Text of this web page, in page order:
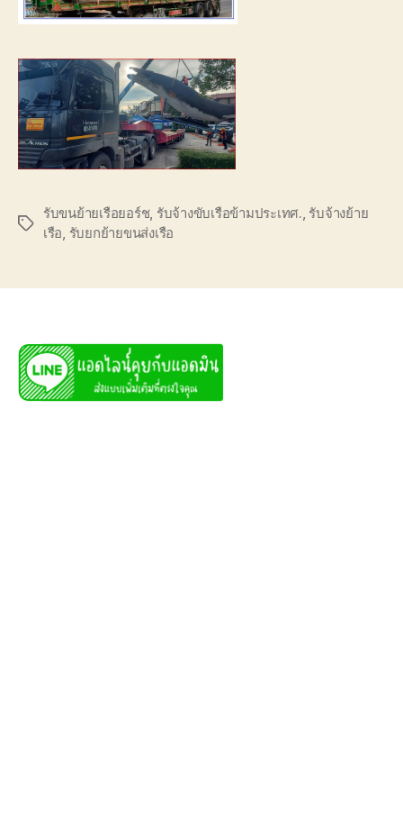
Tags
รับขนย้ายเรือยอร์ช, รับจ้างขับเรือข้ามประเทศ. รับจ้างย้าย
เรือ รับยกย้ายขนส่งเรือ